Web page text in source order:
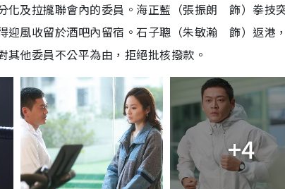
及拉攏聯會內的委員。海正藍（張振朗 飾）拳技
迎風收留於酒吧內留宿。石子聰（朱敏瀚 飾）返港
他委員不公平為由，拒絕批核撥款。
+4